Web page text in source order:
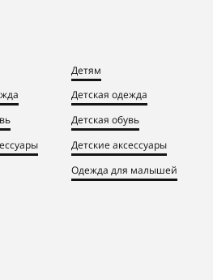
Детям
Детская одежда
Детская обувь
Детские аксессуары
Одежда для малышей